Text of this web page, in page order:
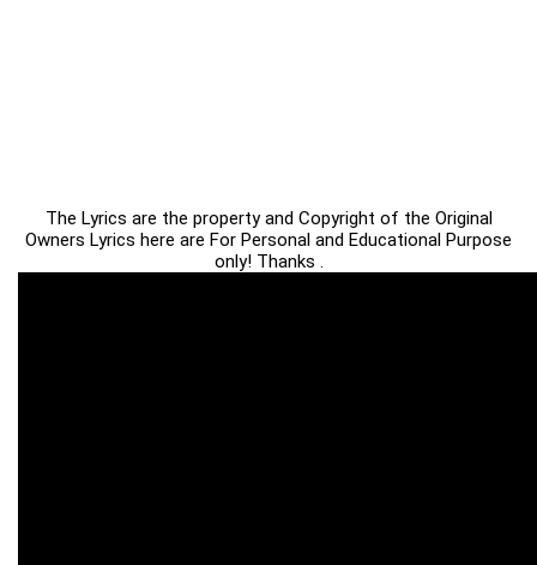
The Lyrics are the property and Copyright of the Original
Owners Lyrics here are For Personal and Educational Purpose
only! Thanks .